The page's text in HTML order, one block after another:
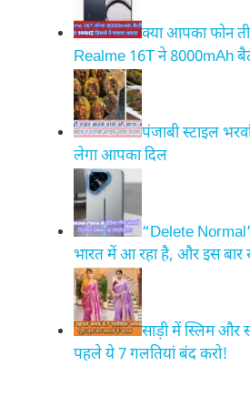
क्या आपका फोन
Realme 16T ने 8000mAh
पंजाबी स्टाइल
लेगा आपका दिल
“Delete
भारत में आ रहा है, और इस
साड़ी में स्लिम और
पहले ये 7 गलतियां बंद करो!